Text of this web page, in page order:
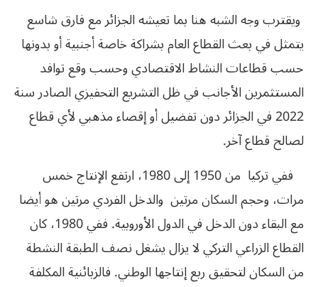
ويقترب وجه الشبه هنا بما تعيشه الجزائر مع فارق شاسع
يتمثل في بعث القطاع العام بشراكة خاصة أجنبية أو بدونها
حسب قطاعات النشاط الاقتصادي وحسب وقع توافد
المستثمرين الأجانب في ظل التشريع التحفيزي الصادر سنة
2022 في الجزائر دون تفضيل أو إقصاء مذهبي لأي قطاع
لصالح قطاع آخر.
ففي تركيا من 1950 إلى 1980، ارتفع الإنتاج خمس
مرات، وحجم السكان مرتين والدخل الفردي مرتين هو أيضا
مع البقاء دون الدخل في الدول الأوروبية. ففي 1980، كان
القطاع الزراعي التركي لا يزال يشغل نصف الطبقة النشطة
من السكان لتحقيق ربع إنتاجها الوطني. فالزبائنية المكلفة